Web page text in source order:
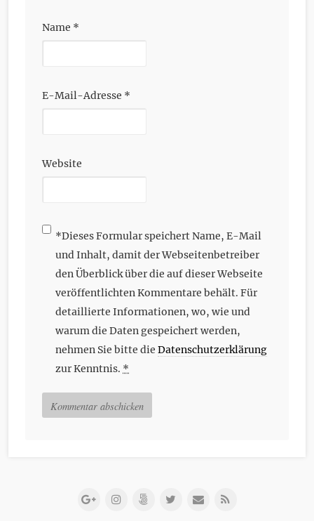
Name *
E-Mail-Adresse *
Website
*Dieses Formular speichert Name, E-Mail
und Inhalt, damit der Webseitenbetreiber
den Überblick über die auf dieser Webseite
veröffentlichten Kommentare behält. Für
detaillierte Informationen, wo, wie und
warum die Daten gespeichert werden,
nehmen Sie bitte die Datenschutzerklärung
zur Kenntnis. *